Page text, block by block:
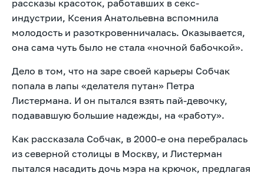
рассказы красоток, работавших в секс-
индустрии, Ксения Анатольевна вспомнила
молодость и разоткровенничалась. Оказывается,
она сама чуть было не стала «ночной бабочкой».
Дело в том, что на заре своей карьеры Собчак
попала в лапы «делателя путан» Петра
Листермана. И он пытался взять пай-девочку,
подававшую большие надежды, на «работу».
Как рассказала Собчак, в 2000-е она перебралась
из северной столицы в Москву, и Листерман
пытался насадить дочь мэра на крючок, предлагая